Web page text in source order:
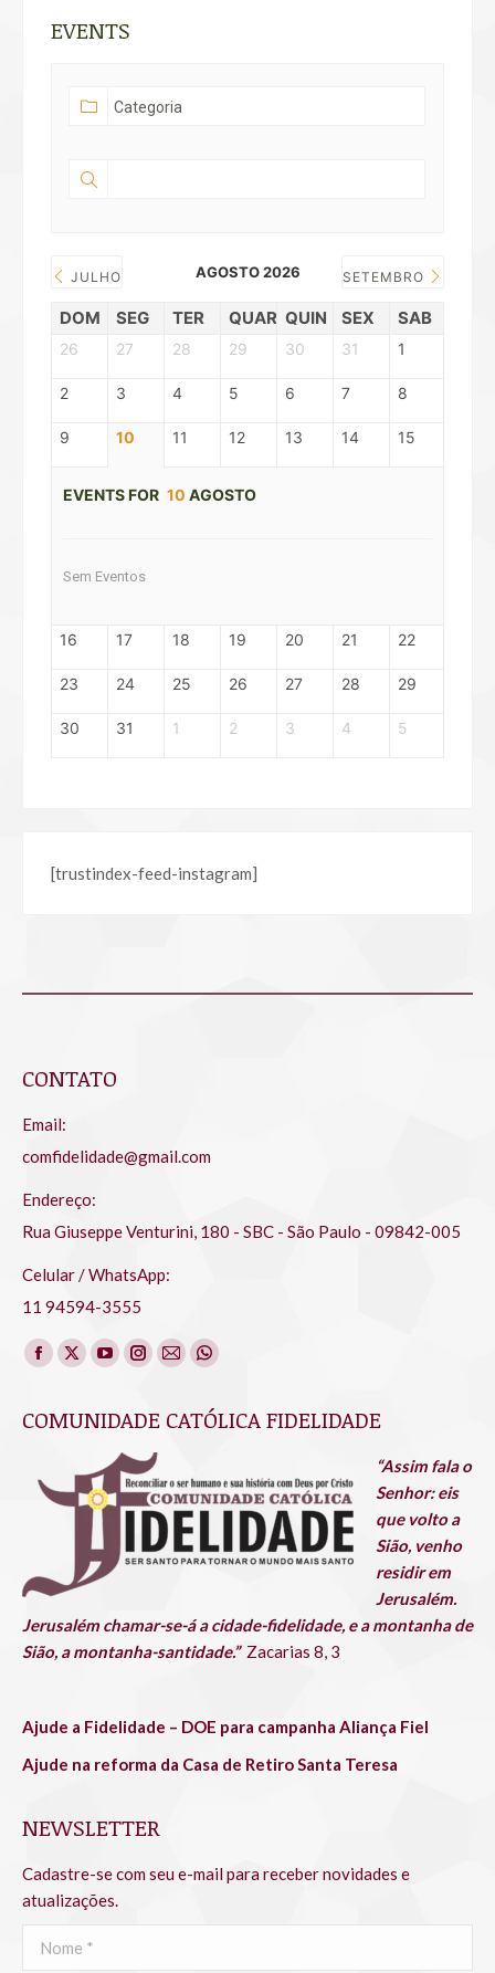
EVENTS
JULHO AGOSTO 2026 SETEMBRO
DOM SEG TER QUAR QUIN SEX SAB
26 27 28 29 30 31 1
2 3 4 5 6 7 8
9 10 11 12 13 14 15
EVENTS FOR 10 AGOSTO
Sem Eventos
16 17 18 19 20 21 22
23 24 25 26 27 28 29
30 31 1 2 3 4 5
[trustindex-feed-instagram]
CONTATO
Email:
comfidelidade@gmail.com
Endereço:
Rua Giuseppe Venturini, 180 - SBC - São Paulo - 09842-005
Celular / WhatsApp:
11 94594-3555
Encontre-nos em:
Facebook
opens
new
window
X
opens
new
window
YouTube
opens
new
window
Instagram
opens
new
window
Mail
opens
new
window
Whatsapp
opens
new
window
COMUNIDADE CATÓLICA FIDELIDADE
“Assim fala o
Senhor: eis
que volto a
Sião, venho
residir em
Jerusalém.
Jerusalém chamar-se-á a cidade-fidelidade, e a montanha de
Sião, a montanha-santidade.” Zacarias 8, 3
Ajude a Fidelidade – DOE para campanha Aliança Fiel
Ajude na reforma da Casa de Retiro Santa Teresa
NEWSLETTER
Cadastre-se com seu e-mail para receber novidades e
atualizações.
Nome *